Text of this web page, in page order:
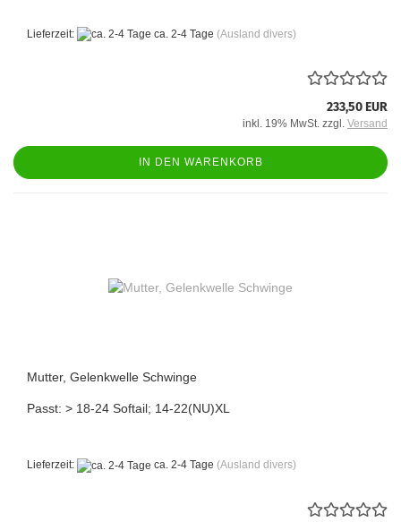
Lieferzeit: ca. 2-4 Tage (Ausland divers)
233,50 EUR
inkl. 19% MwSt. zzgl. Versand
IN DEN WARENKORB
Mutter, Gelenkwelle Schwinge
Passt: > 18-24 Softail; 14-22(NU)XL
Lieferzeit: ca. 2-4 Tage (Ausland divers)